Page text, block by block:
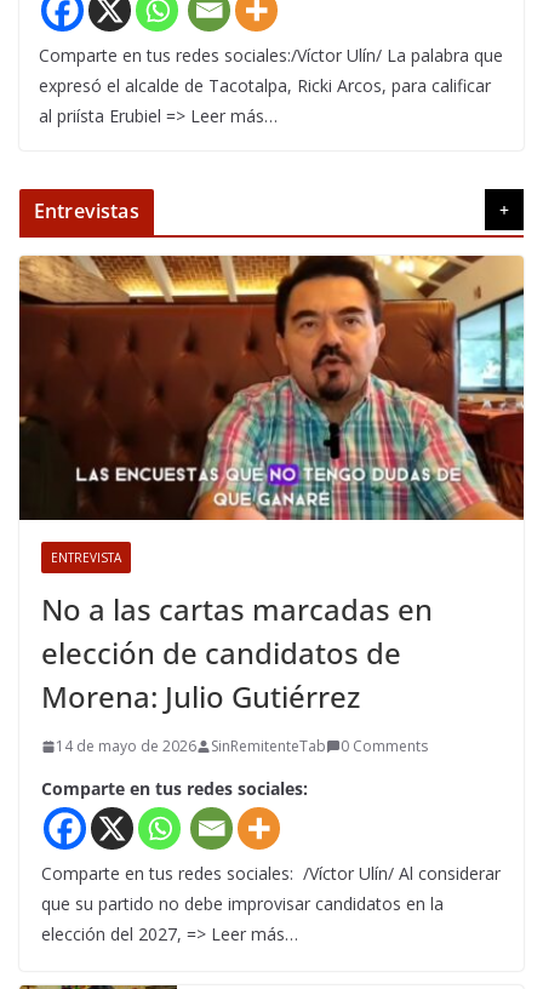
Comparte en tus redes sociales:/Víctor Ulín/ La palabra que
expresó el alcalde de Tacotalpa, Ricki Arcos, para calificar
al priísta Erubiel => Leer más…
Entrevistas +
ENTREVISTA
No a las cartas marcadas en
elección de candidatos de
Morena: Julio Gutiérrez
14 de mayo de 2026 SinRemitenteTab 0 Comments
Comparte en tus redes sociales:
Comparte en tus redes sociales: /Víctor Ulín/ Al considerar
que su partido no debe improvisar candidatos en la
elección del 2027, => Leer más…